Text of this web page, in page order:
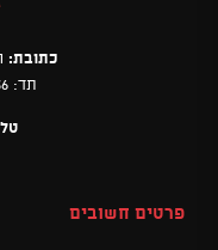
כתובת:
תד: 20536 מיקוד: 6713308
פרטים חשובים